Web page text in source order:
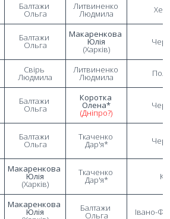
Балтажи
Ольга
Литвиненко
Людмила
Балтажи
Ольга
Макаренкова
Юлія
(Харків)
Свірь
Людмила
Литвиненко
Людмила
Балтажи
Ольга
Коротка
Олена*
(Дніпро?)
Балтажи
Ольга
Ткаченко
Дар'я*
Макаренкова
Юлія
(Харків)
Ткаченко
Дар'я*
Макаренкова
Юлія Балтажи
Ольга Івано-